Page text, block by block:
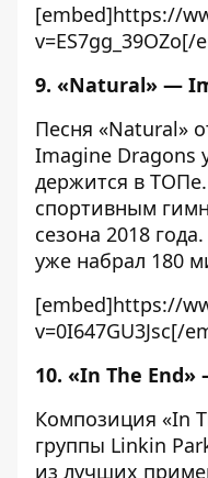
[embed]https://
v=ES7gg_39OZo[/
9. «Natural» —
Песня «Natural»
Imagine Dragons
держится в ТОПе.
спортивным
сезона 2018
уже набрал 180
[embed]https://
v=0I647GU3Jsc[/
10. «In The
Композиция «In
группы Linkin
из лучших